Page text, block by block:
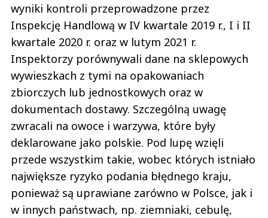
wyniki kontroli przeprowadzone przez
Inspekcję Handlową w IV kwartale 2019 r., I i II
kwartale 2020 r. oraz w lutym 2021 r.
Inspektorzy porównywali dane na sklepowych
wywieszkach z tymi na opakowaniach
zbiorczych lub jednostkowych oraz w
dokumentach dostawy. Szczególną uwagę
zwracali na owoce i warzywa, które były
deklarowane jako polskie. Pod lupę wzięli
przede wszystkim takie, wobec których istniało
największe ryzyko podania błędnego kraju,
ponieważ są uprawiane zarówno w Polsce, jak i
w innych państwach, np. ziemniaki, cebulę,